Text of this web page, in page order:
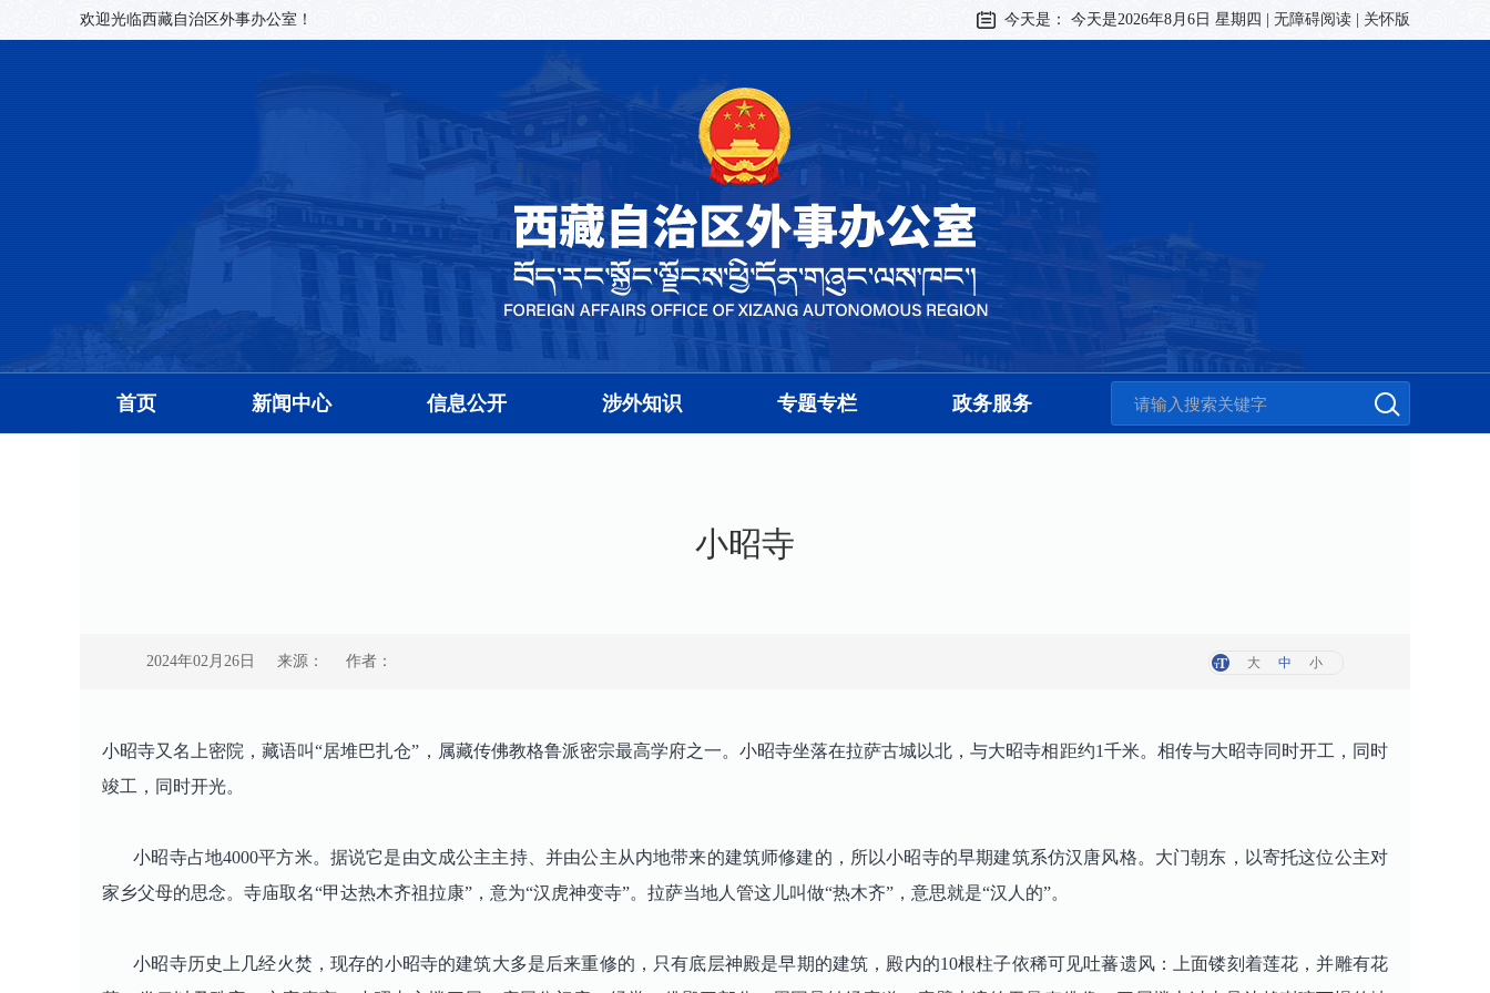
欢迎光临西藏自治区外事办公室！ 今天是： 今天是2026年8月6日 星期四 无障碍阅读 关怀版
首页 新闻中心 信息公开 涉外知识 专题专栏 政务服务
小昭寺
2024年02月26日 来源： 作者： 大 中 小
小昭寺又名上密院，藏语叫“居堆巴扎仓”，属藏传佛教格鲁派密宗最高学府之一。小昭寺坐落在拉萨古城以北，与大昭寺相距约1千米。相传与大昭寺同时开工，同时
竣工，同时开光。
小昭寺占地4000平方米。据说它是由文成公主主持、并由公主从内地带来的建筑师修建的，所以小昭寺的早期建筑系仿汉唐风格。大门朝东，以寄托这位公主对
家乡父母的思念。寺庙取名“甲达热木齐祖拉康”，意为“汉虎神变寺”。拉萨当地人管这儿叫做“热木齐”，意思就是“汉人的”。
小昭寺历史上几经火焚，现存的小昭寺的建筑大多是后来重修的，只有底层神殿是早期的建筑，殿内的10根柱子依稀可见吐蕃遗风：上面镂刻着莲花，并雕有花